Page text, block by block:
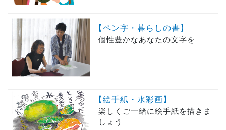
【ペン字・暮らしの書】
個性豊かなあなたの文字を
【絵手紙・水彩画】
楽しくご一緒に絵手紙を描きま
しょう